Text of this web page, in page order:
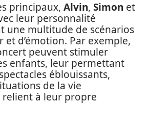
principaux, Alvin, Simon et
leur personnalité
une multitude de scénarios
et d’émotion. Par exemple,
peuvent stimuler
enfants, leur permettant
éblouissants,
de la vie
à leur propre